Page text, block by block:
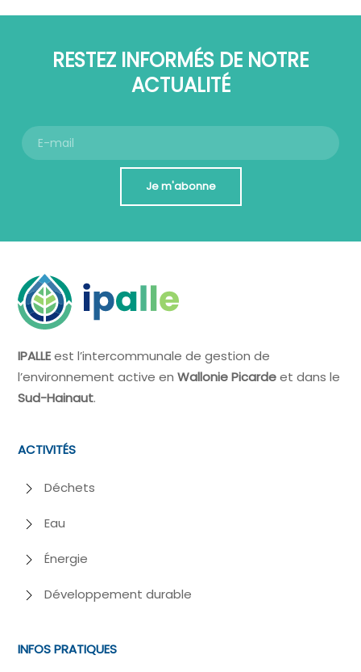
RESTEZ INFORMÉS DE NOTRE
ACTUALITÉ
Je m'abonne
IPALLEest l’intercommunale de gestion de
l’environnement active enWallonie Picardeet dans le
Sud-Hainaut.
ACTIVITÉS
Déchets
Eau
Énergie
Développement durable
INFOS PRATIQUES